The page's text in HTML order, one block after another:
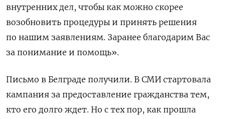
внутренних дел, чтобы как можно скорее
возобновить процедуры и принять решения
по нашим заявлениям. Заранее благодарим Вас
за понимание и помощь».
Письмо в Белграде получили. В СМИ стартовала
кампания за предоставление гражданства тем,
кто его долго ждет. Но с тех пор, как прошла